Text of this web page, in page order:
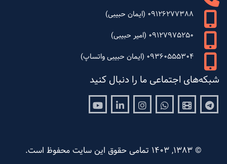
09126277388 (ایمان حبیبی)
09127975250 (امیر حبیبی)
09360555304 (ایمان حبیبی واتساپ)
شبکه‌های اجتماعی ما را دنبال کنید
Telegram
Aparat
Whatsapp
Instagram
Linkedin
Youtube
© 1383, 1403 تمامی حقوق این سایت محفوظ است.